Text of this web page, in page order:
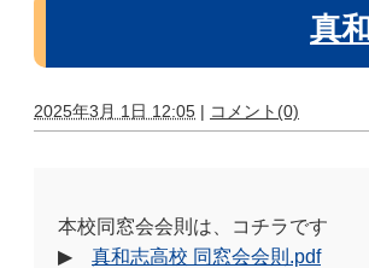
真
2025年3月 1日 12:05 | コメント(0)
本校同窓会会則は、コチラです
▶ 真和志高校 同窓会会則.pdf